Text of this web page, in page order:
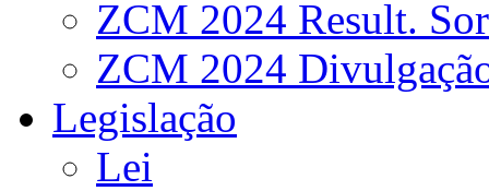
ZCM 2024 Result.
ZCM 2024
Legislação
Lei